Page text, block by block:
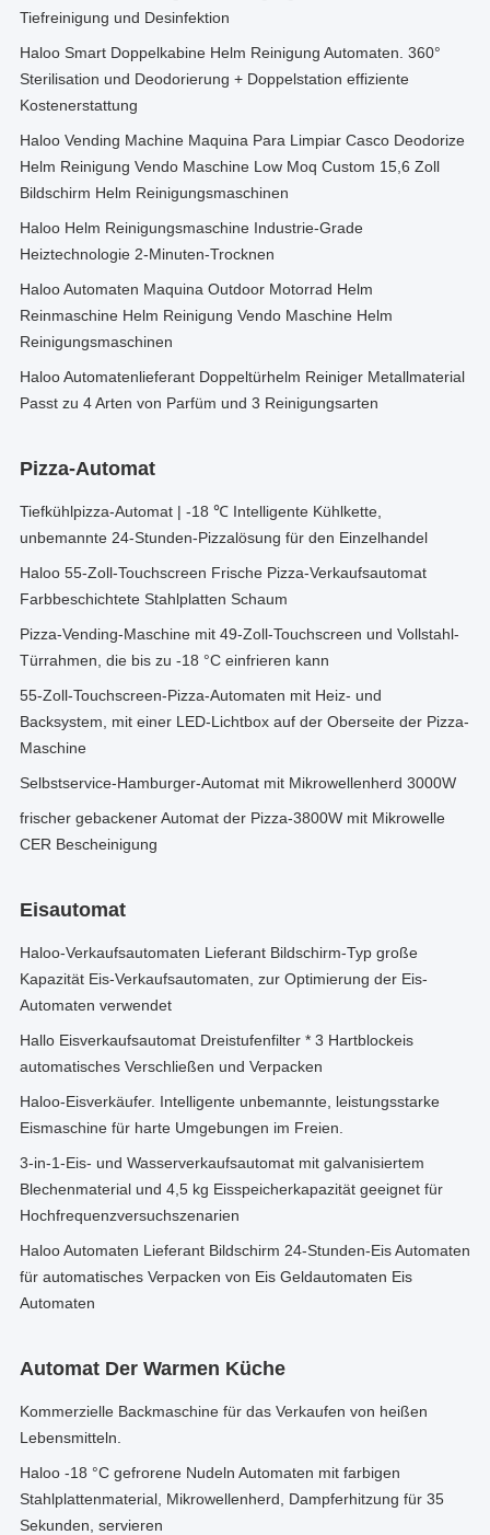
Tiefreinigung und Desinfektion
Haloo Smart Doppelkabine Helm Reinigung Automaten. 360°
Sterilisation und Deodorierung + Doppelstation effiziente
Kostenerstattung
Haloo Vending Machine Maquina Para Limpiar Casco Deodorize
Helm Reinigung Vendo Maschine Low Moq Custom 15,6 Zoll
Bildschirm Helm Reinigungsmaschinen
Haloo Helm Reinigungsmaschine Industrie-Grade
Heiztechnologie 2-Minuten-Trocknen
Haloo Automaten Maquina Outdoor Motorrad Helm
Reinmaschine Helm Reinigung Vendo Maschine Helm
Reinigungsmaschinen
Haloo Automatenlieferant Doppeltürhelm Reiniger Metallmaterial
Passt zu 4 Arten von Parfüm und 3 Reinigungsarten
Pizza-Automat
Tiefkühlpizza-Automat | -18 ℃ Intelligente Kühlkette,
unbemannte 24-Stunden-Pizzalösung für den Einzelhandel
Haloo 55-Zoll-Touchscreen Frische Pizza-Verkaufsautomat
Farbbeschichtete Stahlplatten Schaum
Pizza-Vending-Maschine mit 49-Zoll-Touchscreen und Vollstahl-
Türrahmen, die bis zu -18 °C einfrieren kann
55-Zoll-Touchscreen-Pizza-Automaten mit Heiz- und
Backsystem, mit einer LED-Lichtbox auf der Oberseite der Pizza-
Maschine
Selbstservice-Hamburger-Automat mit Mikrowellenherd 3000W
frischer gebackener Automat der Pizza-3800W mit Mikrowelle
CER Bescheinigung
Eisautomat
Haloo-Verkaufsautomaten Lieferant Bildschirm-Typ große
Kapazität Eis-Verkaufsautomaten, zur Optimierung der Eis-
Automaten verwendet
Hallo Eisverkaufsautomat Dreistufenfilter * 3 Hartblockeis
automatisches Verschließen und Verpacken
Haloo-Eisverkäufer. Intelligente unbemannte, leistungsstarke
Eismaschine für harte Umgebungen im Freien.
3-in-1-Eis- und Wasserverkaufsautomat mit galvanisiertem
Blechenmaterial und 4,5 kg Eisspeicherkapazität geeignet für
Hochfrequenzversuchszenarien
Haloo Automaten Lieferant Bildschirm 24-Stunden-Eis Automaten
für automatisches Verpacken von Eis Geldautomaten Eis
Automaten
Automat Der Warmen Küche
Kommerzielle Backmaschine für das Verkaufen von heißen
Lebensmitteln.
Haloo -18 °C gefrorene Nudeln Automaten mit farbigen
Stahlplattenmaterial, Mikrowellenherd, Dampferhitzung für 35
Sekunden, servieren